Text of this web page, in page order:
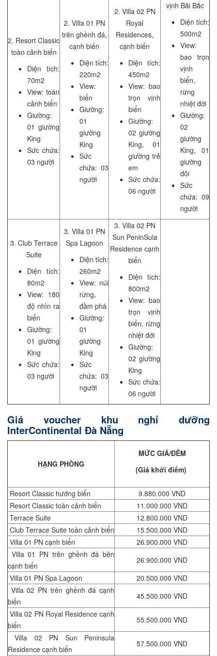
2. Resort Classic
toàn cảnh biển
Diện tích:
70m2
View: toàn
cảnh biển
Giường:
01 giường
King
Sức chứa:
03 người
2. Villa 01 PN
trên ghềnh đá,
cạnh biển
Diện tích:
220m2
View:
biển
Giường:
01
giường
King
Sức
chứa: 03
người
2. Villa 02 PN
Royal
Residences,
cạnh biển
Diện tích:
450m2
View: bao
trọn vịnh
biển
Giường:
02 giường
King, 01
giường trẻ
em
Sức chứa:
06 người
vịnh Bãi Bắc
Diện tích:
500m2
View:
bao trọn
vịnh
biển,
rừng
nhiệt đới
Giường:
02
giường
King, 01
giường
đôi
Sức
chứa: 09
người
3. Club Terrace
Suite
Diện tích:
80m2
View: 180
độ nhìn ra
biển
Giường:
01 giường
King
Sức chứa:
03 người
3. Villa 01 PN
Spa Lagoon
Diện tích:
260m2
View: núi
rừng,
đầm phá
Giường:
01
giường
King
Sức
chứa: 03
người
3. Villa 02 PN
Sun PeninSula
Residence cạnh
biển
Diện tích:
800m2
View: bao
trọn vịnh
biển, rừng
nhiệt đới
Giường:
02 giường
King
Sức chứa:
06 người
Giá voucher khu nghỉ dưỡng
InterContinental Đà Nẵng
HẠNG PHÒNG
MỨC GIÁ/ĐÊM
(Giá khởi điểm)
Resort Classic hướng biển
9.880.000 VND
Resort Classic toàn cảnh biển
11.000.000 VND
Terrace Suite
12.800.000 VND
Club Terrace Suite toàn cảnh biển
15.500.000 VND
Villa 01 PN cạnh biển
26.900.000 VND
Villa 01 PN trên ghềnh đá bên
cạnh biển
26.900.000 VND
Villa 01 PN Spa Lagoon
20.500.000 VND
Villa 02 PN trên ghềnh đá cạnh
biển
45.500.000 VND
Villa 02 PN Royal Residence cạnh
biển
55.500.000 VND
Villa 02 PN Sun Peninsula
Residence cạnh biển
57.500.000 VND